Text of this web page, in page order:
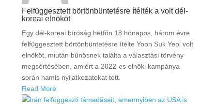
Felfüggesztett börtönbüntetésre ítélték a volt dél-
koreai elnököt
Egy dél-koreai bíróság hétfőn 18 hónapos, három évre
felfüggesztett börtönbüntetésre ítélte Yoon Suk Yeol volt
elnököt, miután bűnösnek találta a választási törvény
megsértésében, amiért a 2022-es elnöki kampánya
során hamis nyilatkozatokat tett.
Read More